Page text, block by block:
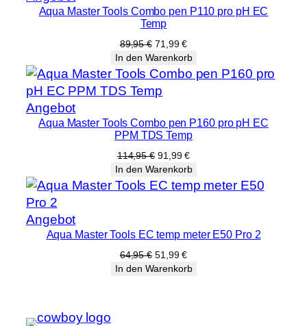
im
Aqua Master Tools Combo pen P110 pro pH EC
Temp
89,95€ Ursprünglicher
Preis
war:
89,95 €
71,99€Aktueller
Preis
ist:
71,99 €.
In den Warenkorb
AngebotProdukt
im
Angebot
Aqua Master Tools Combo pen P160 pro pH EC
PPM TDS Temp
114,95€ Ursprünglicher
Preis
war:
114,95 €
91,99€Aktueller
Preis
ist:
91,99 €.
In den Warenkorb
AngebotProdukt
im
Angebot
Aqua Master Tools EC temp meter E50 Pro 2
64,95€ Ursprünglicher
Preis
51,99€Aktueller
Preis
In den Warenkorb